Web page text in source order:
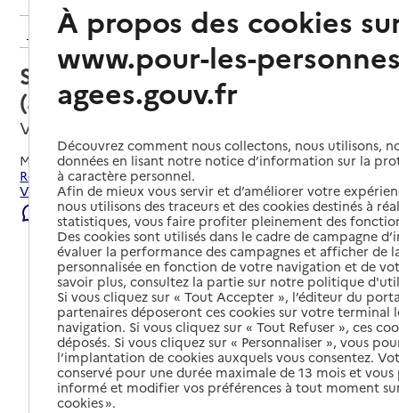
Retour aux résultats de l'annuaire
Service autonomie à domicile
(aide) – ASD Miris
Villeurbanne, METROPOLE DE LYON
Mis à jour le22/07/2026
Rechercher les établissements et services autour de
Villeurbanne.
Signaler une erreur
À propos des cookies
www.pour-les-
agees.gouv.fr
Découvrez comment nous collectons, nous utilisons,
données en lisant notre notice d’information sur la
à caractère personnel.
Afin de mieux vous servir et d’améliorer votre
nous utilisons des traceurs et des cookies destinés à
statistiques, vous faire profiter pleinement des
Des cookies sont utilisés dans le cadre de campagne
évaluer la performance des campagnes et afficher de
personnalisée en fonction de votre navigation et de
savoir plus, consultez la partie sur notre politique
Si vous cliquez sur « Tout Accepter », l’éditeur du
partenaires déposeront ces cookies sur votre terminal
navigation. Si vous cliquez sur « Tout Refuser », ces
déposés. Si vous cliquez sur « Personnaliser », vous
l’implantation de cookies auxquels vous consentez.
conservé pour une durée maximale de 13 mois et
informé et modifier vos préférences à tout moment
cookies ».